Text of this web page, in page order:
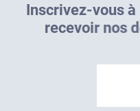
Inscrivez-vous à
recevoir nos d